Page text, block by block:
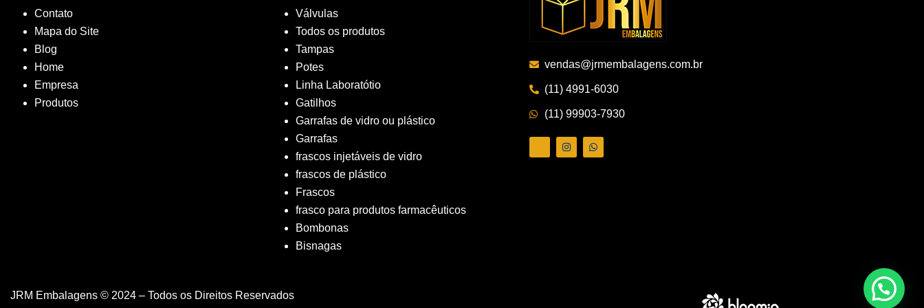
Contato
Mapa do Site
Blog
Home
Empresa
Produtos
Válvulas
Todos os produtos
Tampas
Potes
Linha Laboratótio
Gatilhos
Garrafas de vidro ou plástico
Garrafas
frascos injetáveis de vidro
frascos de plástico
Frascos
frasco para produtos farmacêuticos
Bombonas
Bisnagas
vendas@jrmembalagens.com.br
(11) 4991-6030
(11) 99903-7930
JRM Embalagens © 2024 – Todos os Direitos Reservados